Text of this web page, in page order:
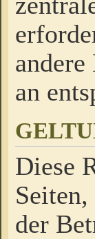
an
Diese
der